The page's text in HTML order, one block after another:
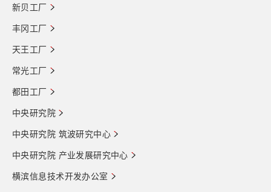
新贝工厂
丰冈工厂
天王工厂
常光工厂
都田工厂
中央研究院
中央研究院 筑波研究中心
中央研究院 产业发展研究中心
横滨信息技术开发办公室